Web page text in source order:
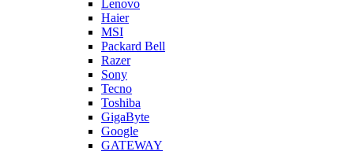
Lenovo
Haier
MSI
Packard Bell
Razer
Sony
Tecno
Toshiba
GigaByte
Google
GATEWAY